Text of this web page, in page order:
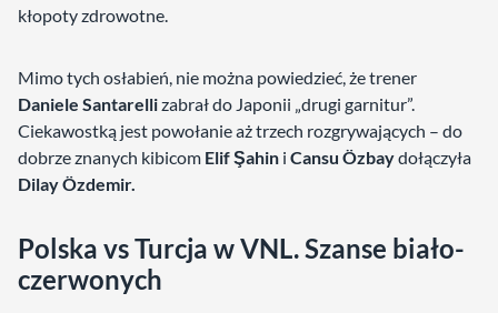
kłopoty zdrowotne.
Mimo tych osłabień, nie można powiedzieć, że trener
Daniele Santarellizabrał do Japonii „drugi garnitur”.
Ciekawostką jest powołanie aż trzech rozgrywających – do
dobrze znanych kibicom Elif Şahin i Cansu Özbaydołączyła
Dilay Özdemir.
Polska vs Turcja w VNL. Szanse biało-
czerwonych